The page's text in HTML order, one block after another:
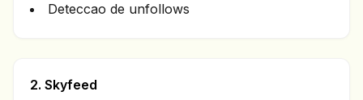
Deteccao de unfollows
2. Skyfeed